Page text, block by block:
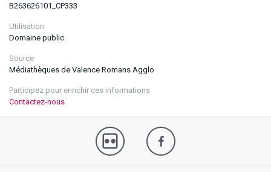
B263626101_CP333
Utilisation
Domaine public
Source
Médiathèques de Valence Romans Agglo
Participez pour enrichir ces informations
Contactez-nous